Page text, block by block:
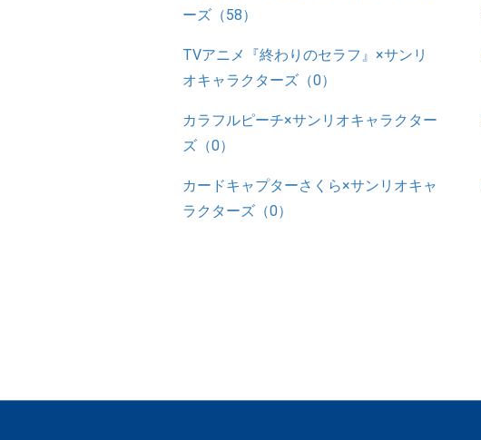
ーズ（58）
TVアニメ『終わりのセラフ』×サンリ
オキャラクターズ（0）
カラフルピーチ×サンリオキャラクター
ズ（0）
カードキャプターさくら×サンリオキャ
ラクターズ（0）